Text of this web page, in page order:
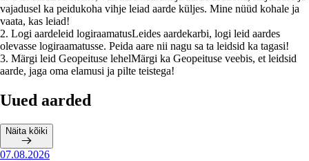
vajadusel ka peidukoha vihje leiad aarde küljes. Mine nüüd kohale ja
vaata, kas leiad!
2. Logi aardeleid logiraamatusLeides aardekarbi, logi leid aardes
olevasse logiraamatusse. Peida aare nii nagu sa ta leidsid ka tagasi!
3. Märgi leid Geopeituse lehelMärgi ka Geopeituse veebis, et leidsid
aarde, jaga oma elamusi ja pilte teistega!
Uued aarded
Näita kõiki
07.08.2026